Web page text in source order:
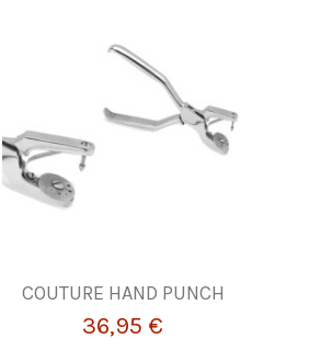
COUTURE HAND PUNCH
36,95 €